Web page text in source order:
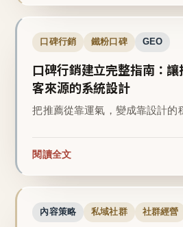
口碑行銷 鐵粉口碑 GEO
口碑行銷建立完整指南：
客來源的系統設計
把推薦從靠運氣，變成靠設計的
閱讀全文
內容策略 私域社群 社群經營